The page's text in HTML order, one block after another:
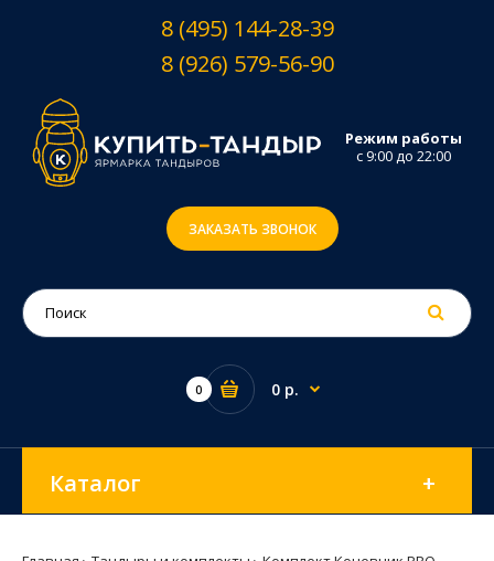
8 (495) 144-28-39
8 (926) 579-56-90
Режим работы
с 9:00 до 22:00
ЗАКАЗАТЬ ЗВОНОК
0 0 р.
Каталог